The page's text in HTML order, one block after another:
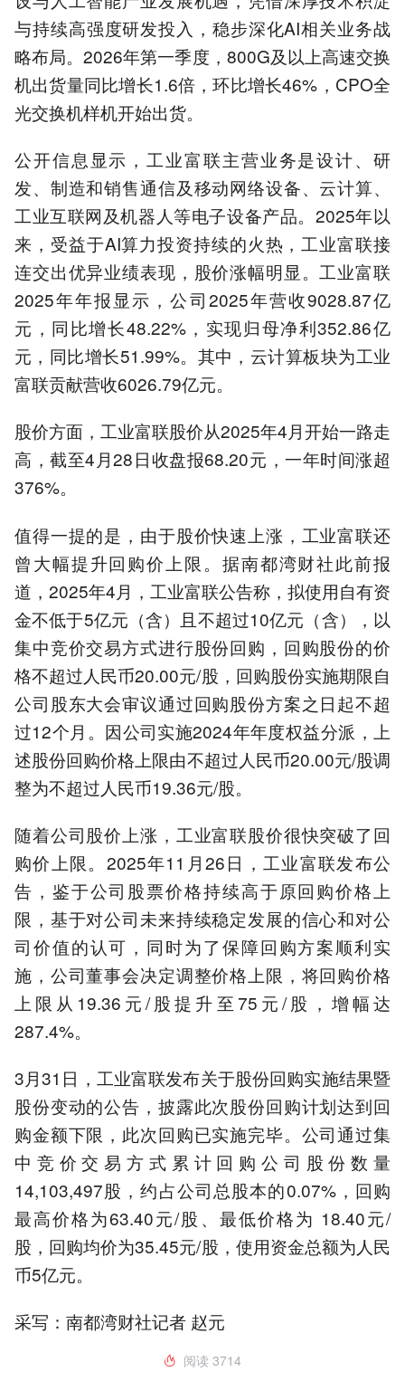
与持续高强度研发投入，稳步深化AI相关业务战
略布局。2026年第一季度，800G及以上高速交换
机出货量同比增长1.6倍，环比增长46%，CPO全
光交换机样机开始出货。
公开信息显示，工业富联主营业务是设计、研
发、制造和销售通信及移动网络设备、云计算、
工业互联网及机器人等电子设备产品。2025年以
来，受益于AI算力投资持续的火热，工业富联接
连交出优异业绩表现，股价涨幅明显。工业富联
2025年年报显示，公司2025年营收9028.87亿
元，同比增长48.22%，实现归母净利352.86亿
元，同比增长51.99%。其中，云计算板块为工业
富联贡献营收6026.79亿元。
股价方面，工业富联股价从2025年4月开始一路走
高，截至4月28日收盘报68.20元，一年时间涨超
376%。
值得一提的是，由于股价快速上涨，工业富联还
曾大幅提升回购价上限。据南都湾财社此前报
道，2025年4月，工业富联公告称，拟使用自有资
金不低于5亿元（含）且不超过10亿元（含），以
集中竞价交易方式进行股份回购，回购股份的价
格不超过人民币20.00元/股，回购股份实施期限自
公司股东大会审议通过回购股份方案之日起不超
过12个月。因公司实施2024年年度权益分派，上
述股份回购价格上限由不超过人民币20.00元/股调
整为不超过人民币19.36元/股。
随着公司股价上涨，工业富联股价很快突破了回
购价上限。2025年11月26日，工业富联发布公
告，鉴于公司股票价格持续高于原回购价格上
限，基于对公司未来持续稳定发展的信心和对公
司价值的认可，同时为了保障回购方案顺利实
施，公司董事会决定调整价格上限，将回购价格
上限从19.36元/股提升至75元/股，增幅达
287.4%。
3月31日，工业富联发布关于股份回购实施结果暨
股份变动的公告，披露此次股份回购计划达到回
购金额下限，此次回购已实施完毕。公司通过集
中竞价交易方式累计回购公司股份数量
14,103,497股，约占公司总股本的0.07%，回购
最高价格为63.40元/股、最低价格为 18.40元/
股，回购均价为35.45元/股，使用资金总额为人民
币5亿元。
采写：南都湾财社记者 赵元
阅读 3714